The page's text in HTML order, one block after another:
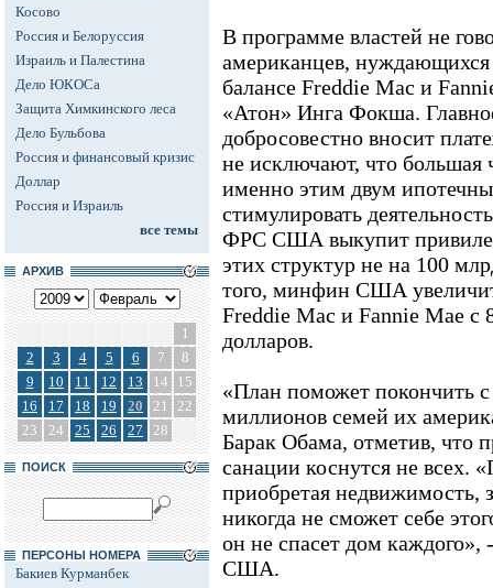
Косово
Россия и Белоруссия
Израиль и Палестина
Дело ЮКОСа
Защита Химкинского леса
Дело Бульбова
Россия и финансовый кризис
Доллар
Россия и Израиль
все темы
АРХИВ
1
2
3 4 5 6 7
8
9
10 11 12 13 14
15
16
17 18 19 20 21
22
23
24 25 26 27 28
ПОИСК
ПЕРСОНЫ НОМЕРА
Бакиев Курманбек
В программе властей не
американцев,
балансе Freddie Mac и
«Атон» Инга Фокша.
добросовестно вносит
не исключают, что большая
именно этим двум
стимулировать
ФРС США выкупит
этих структур не на 100
того, минфин США
Freddie Mac и Fannie Mae с
долларов.
«План поможет покончить
миллионов семей их
Барак Обама, отметив, что
санации коснутся не всех.
приобретая недвижимость,
никогда не сможет себе
он не спасет дом каждого»,
США.